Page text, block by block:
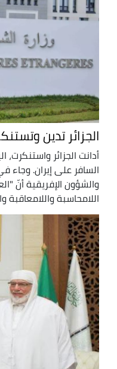
الجزائر تدين
أدانت الجزائر واستنكرت،
السافر على إيران. وجاء في
والشؤون الإفريقية أنّ
اللامحاسبة واللامعاقبة